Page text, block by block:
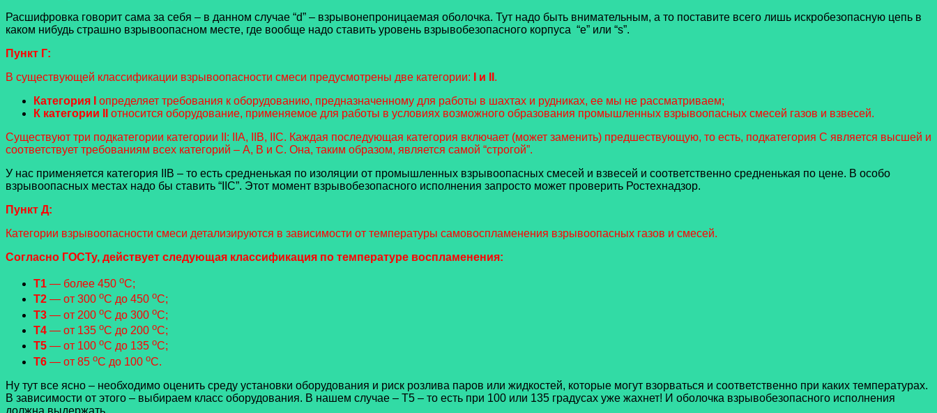
Расшифровка говорит сама за себя – в данном случае “d” – взрывонепроницаемая оболочка. Тут надо быть внимательным, а то поставите всего лишь искробезопасную цепь в
каком нибудь страшно взрывоопасном месте, где вообще надо ставить уровень взрывобезопасного корпуса “е” или “s”.
Пункт Г:
В существующей классификации взрывоопасности смеси предусмотрены две категории:
I и II .
Категория I
определяет требования к оборудованию, предназначенному для работы в шахтах и рудниках, ее мы не рассматриваем;
К категории II
относится оборудование, применяемое для работы в условиях возможного образования промышленных взрывоопасных смесей газов и взвесей.
Существуют три подкатегории категории II: IIA, IIB, IIC. Каждая последующая категория включает (может заменить) предшествующую, то есть, подкатегория С является высшей и
соответствует требованиям всех категорий – A, B и С. Она, таким образом, является самой “строгой”.
У нас применяется категория IIB – то есть средненькая по изоляции от промышленных взрывоопасных смесей и взвесей и соответственно средненькая по цене. В особо
взрывоопасных местах надо бы ставить “IIС”. Этот момент взрывобезопасного исполнения запросто может проверить Ростехнадзор.
Пункт Д:
Категории взрывоопасности смеси детализируются в зависимости от температуры самовоспламенения взрывоопасных газов и смесей.
Согласно ГОСТу, действует следующая классификация по температуре воспламенения:
Т1 — более 450 oС;
Т2 — от 300 oС до 450 oС;
Т3 — от 200 oС до 300 oС;
Т4 — от 135 oС до 200 oС;
Т5 — от 100 oС до 135 oС;
Т6 — от 85 oС до 100 oС.
Ну тут все ясно – необходимо оценить среду установки оборудования и риск розлива паров или жидкостей, которые могут взорваться и соответственно при каких температурах.
В зависимости от этого – выбираем класс оборудования. В нашем случае – Т5 – то есть при 100 или 135 градусах уже жахнет! И оболочка взрывобезопасного исполнения
должна выдержать.